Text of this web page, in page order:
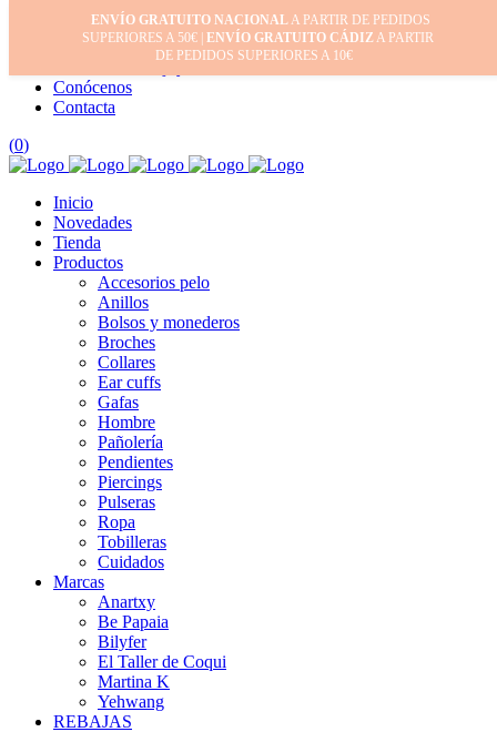
Inicio
Mi cuenta
Conócenos
Contacta
(0)
Inicio
Novedades
Tienda
Productos
Accesorios pelo
Anillos
Bolsos y monederos
Broches
Collares
Ear cuffs
Gafas
Hombre
Pañolería
Pendientes
Piercings
Pulseras
Ropa
Tobilleras
Cuidados
Marcas
Anartxy
Be Papaia
Bilyfer
El Taller de Coqui
Martina K
Yehwang
REBAJAS
ENVÍO GRATUITO NACIONALA PARTIR DE PEDIDOS
SUPERIORES A 50€ | ENVÍO GRATUITO CÁDIZA PARTIR
DE PEDIDOS SUPERIORES A 10€